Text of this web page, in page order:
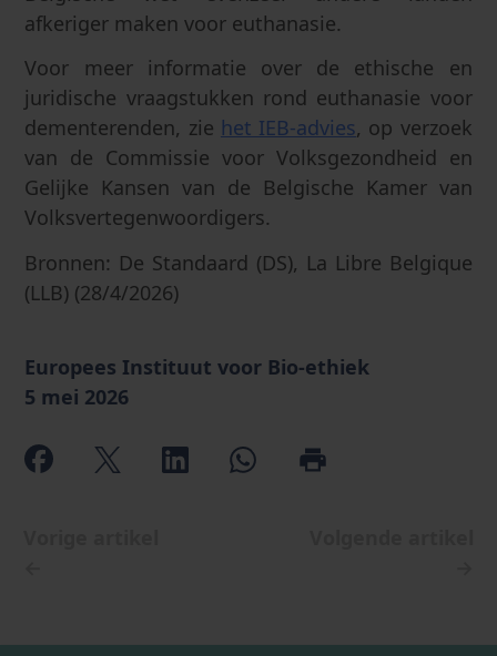
afkeriger maken voor euthanasie.
Voor meer informatie over de ethische en
juridische vraagstukken rond euthanasie voor
dementerenden, zie het IEB-advies, op verzoek
van de Commissie voor Volksgezondheid en
Gelijke Kansen van de Belgische Kamer van
Volksvertegenwoordigers.
Bronnen: De Standaard (DS), La Libre Belgique
(LLB) (28/4/2026)
Europees Instituut voor Bio-ethiek
5 mei 2026